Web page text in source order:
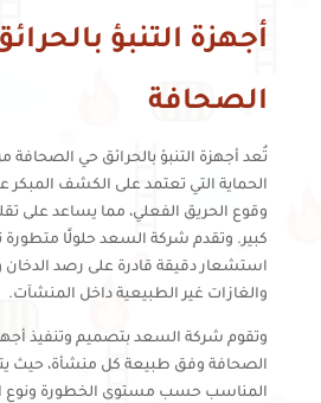
أجهزة التنبؤ
الصحافة
تُعد أجهزة التنبؤ بالحرائق حي
الحماية التي تعتمد على الكشف
وقوع الحريق الفعلي، مما يساعد على
كبير. وتقدم شركة السعد حلولًا متطورة
استشعار دقيقة قادرة على رصد الدخان
والغازات غير الطبيعية داخل المنشآت.
وتقوم شركة السعد بتصميم وتنفيذ
الصحافة وفق طبيعة كل منشأة، حيث يتم
المناسب حسب مستوى الخطورة ونوع